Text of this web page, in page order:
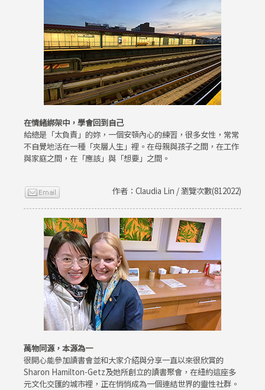
在情緒綁架中，學會回到自己
給總是「太負責」的妳，一個安頓內心的練習，很多女性，常常
不自覺地活在一種「夾層人生」裡。在母親與孩子之間，在工作
與家庭之間，在「應該」與「想要」之間。
作者：Claudia Lin / 瀏覽次數(812022)
萬物同源，本源為一
很開心能參加讀書會並和大家介紹與分享一直以來很欣賞的
Sharon Hamilton-Getz及她所創立的讀書聚會，在紐約這座多
元文化交匯的城市裡，正在悄悄成為一個連結世界的靈性社群。